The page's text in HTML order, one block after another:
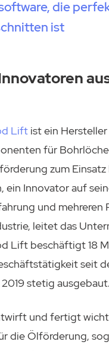
die
ist
Lift ist ein
für
zum Einsatz
ein Innovator auf
und mehreren
leitet das
Lift beschäftigt 18
seit
stetig ausgebaut.
und fertigt
die Ölförderung,